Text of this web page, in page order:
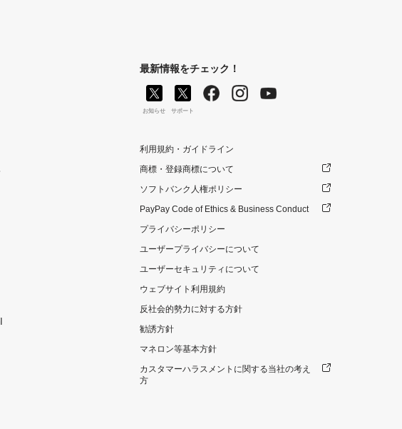
最新情報をチェック！
お知らせ サポート
利用規約・ガイドライン
商標・登録商標について
ソフトバンク人権ポリシー
PayPay Code of Ethics & Business Conduct
プライバシーポリシー
ユーザープライバシーについて
ユーザーセキュリティについて
ウェブサイト利用規約
反社会的勢力に対する方針
勧誘方針
マネロン等基本方針
カスタマーハラスメントに関する当社の考え
方